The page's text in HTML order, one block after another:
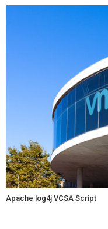
Apache log4j VCSA Script